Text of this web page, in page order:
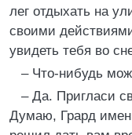
лег отдыхать на
своими
увидеть тебя во
– Что-нибудь
– Да. Пригласи
Думаю, Грард